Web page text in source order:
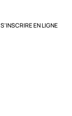
S'INSCRIRE EN LIGNE